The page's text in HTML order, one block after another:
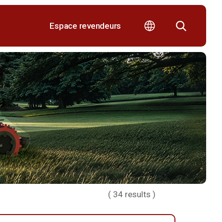
Espace revendeurs
( 34 results )